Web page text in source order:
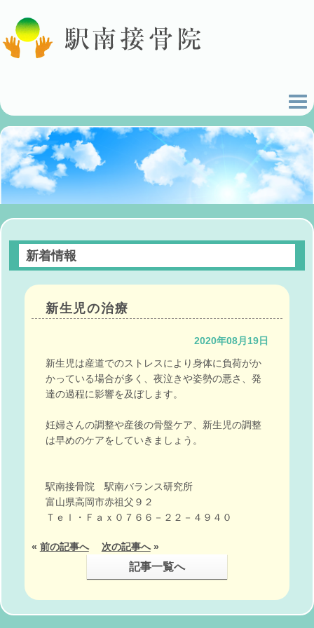
新着情報
新生児の治療
2020年08月19日
新生児は産道でのストレスにより身体に負荷がか
かっている場合が多く、夜泣きや姿勢の悪さ、発
達の過程に影響を及ぼします。
妊婦さんの調整や産後の骨盤ケア、新生児の調整
は早めのケアをしていきましょう。
駅南接骨院 駅南バランス研究所
富山県高岡市赤祖父９２
Ｔｅｌ・Ｆａｘ０７６６－２２－４９４０
« 前の記事へ 次の記事へ»
記事一覧へ